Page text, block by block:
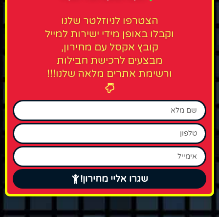
הצטרפו לניוזלטר שלנו
וקבלו באופן מידי ישירות למייל
קובץ אקסל עם מחירון,
מבצעים לרכישת חבילות
ורשימת אתרים מלאה שלנו!!!
שגרו אליי מחירון!